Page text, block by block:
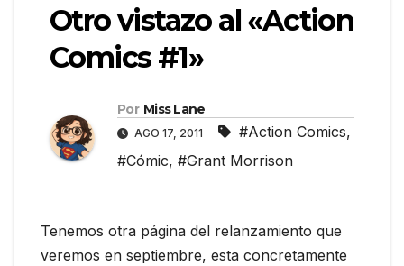
Otro vistazo al «Action
Comics #1»
Por Miss Lane
AGO 17, 2011 #Action Comics,
#Cómic, #Grant Morrison
Tenemos otra página del relanzamiento que
veremos en septiembre, esta concretamente